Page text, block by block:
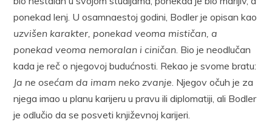
ponekad lenj. U osamnaestoj godini, Bodler je opisan kao
uzvišen karakter, ponekad veoma mističan, a
ponekad veoma nemoralan i ciničan . Bio je neodlučan
kada je reč o njegovoj budućnosti. Rekao je svome bratu:
Ja ne osećam da imam neko zvanje . Njegov očuh je za
njega imao u planu karijeru u pravu ili diplomatiji, ali Bodler
je odlučio da se posveti književnoj karijeri.